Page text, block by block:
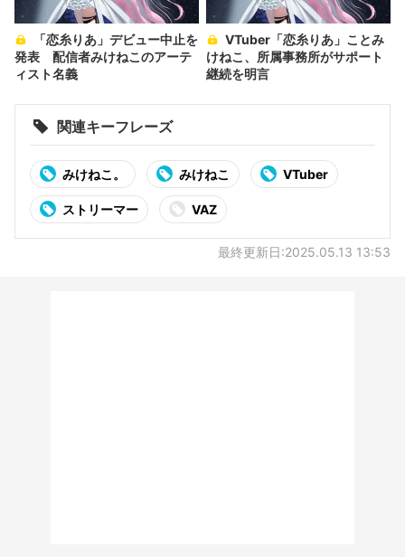
発表 配信者みけねこのアーテ
ィスト名義
けねこ、所属事務所がサポート
継続を明言
関連キーフレーズ
みけねこ。 みけねこ VTuber
ストリーマー VAZ
最終更新日:2025.05.13 13:53